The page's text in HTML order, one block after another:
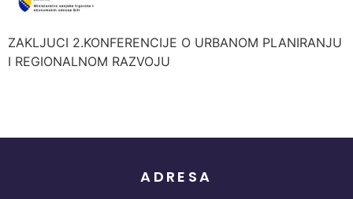
ZAKLJUCI 2.KONFERENCIJE O URBANOM PLANIRANJU
I REGIONALNOM RAZVOJU
ADRESA